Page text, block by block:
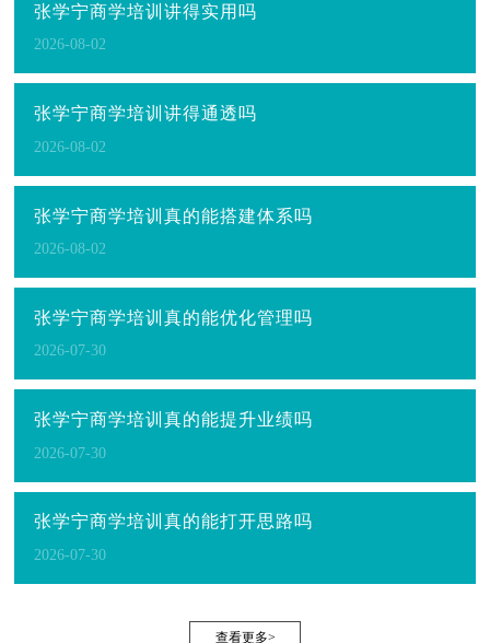
张学宁商学培训讲得实用吗
2026-08-02
张学宁商学培训讲得通透吗
2026-08-02
张学宁商学培训真的能搭建体系吗
2026-08-02
张学宁商学培训真的能优化管理吗
2026-07-30
张学宁商学培训真的能提升业绩吗
2026-07-30
张学宁商学培训真的能打开思路吗
2026-07-30
查看更多>